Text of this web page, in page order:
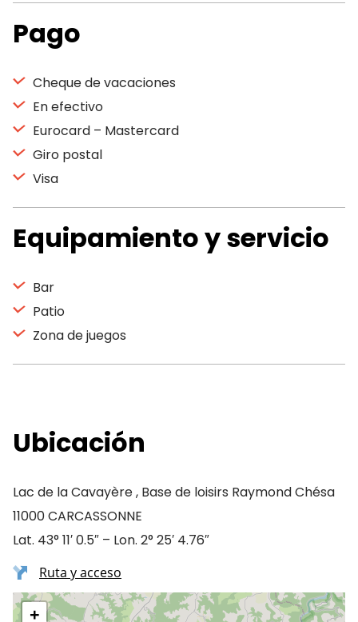
Pago
Cheque de vacaciones
En efectivo
Eurocard – Mastercard
Giro postal
Visa
Equipamiento y servicio
Bar
Patio
Zona de juegos
Ubicación
Lac de la Cavayère , Base de loisirs Raymond Chésa
11000 CARCASSONNE
Lat. 43° 11′ 0.5″ – Lon. 2° 25′ 4.76″
Ruta y acceso
+